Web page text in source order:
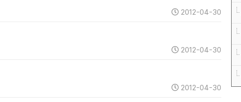
2012-04-30
2012-04-30
2012-04-30